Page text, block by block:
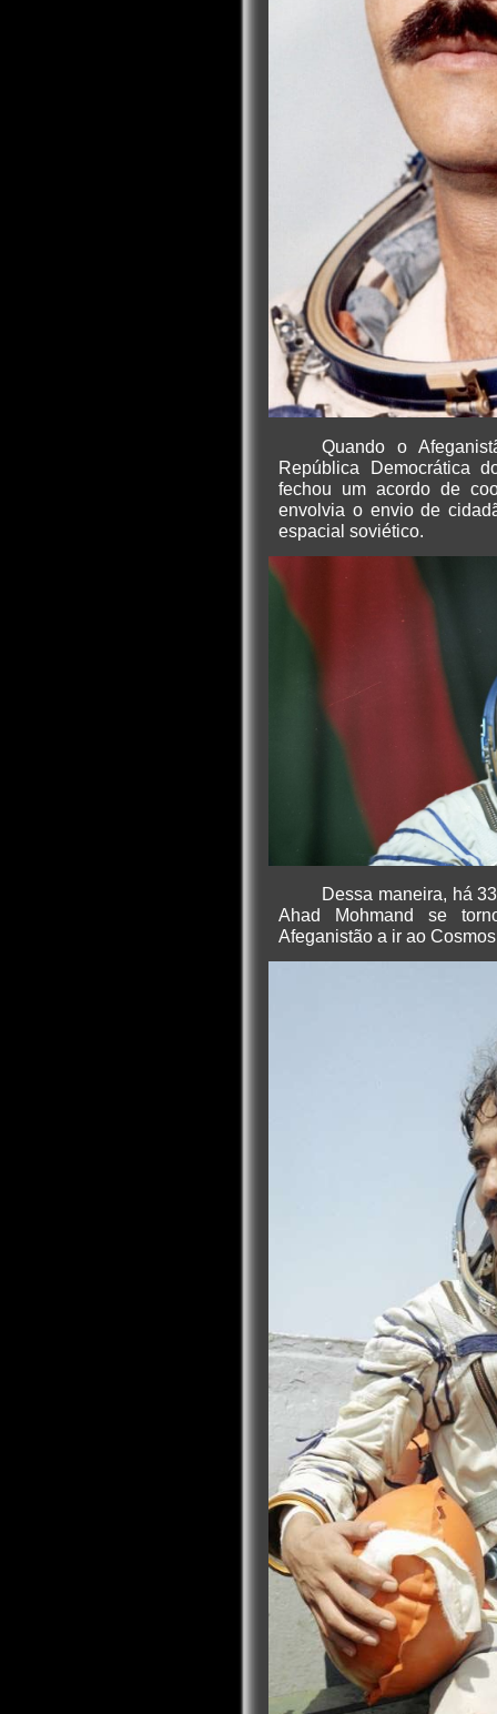
Quando o
República Democrática
fechou um acordo de
envolvia o envio de
espacial soviético.
Dessa maneira, há
Ahad Mohmand se
Afeganistão a ir ao